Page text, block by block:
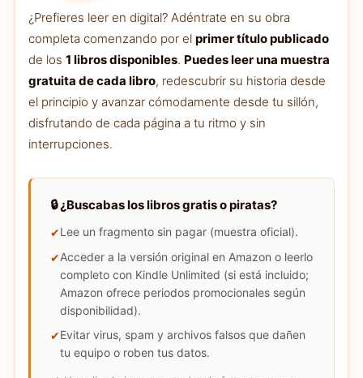
¿Prefieres leer en digital? Adéntrate en su obra
completa comenzando por el primer título publicado
de los 1 libros disponibles. Puedes leer una muestra
gratuita de cada libro, redescubrir su historia desde
el principio y avanzar cómodamente desde tu sillón,
disfrutando de cada página a tu ritmo y sin
interrupciones.
🔒 ¿Buscabas los libros gratis o piratas?
Lee un fragmento sin pagar (muestra oficial).
Acceder a la versión original en Amazon o leerlo
completo con Kindle Unlimited (si está incluido;
Amazon ofrece periodos promocionales según
disponibilidad).
Evitar virus, spam y archivos falsos que dañen
tu equipo o roben tus datos.